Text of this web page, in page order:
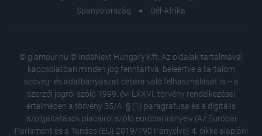
Spanyolország
Dél-Afrika
© glamour.hu © IndaNext Hungary Kft. Az oldalak tartalmával
kapcsolatban minden jog fenntartva, beleértve a tartalom
szöveg- és adatbányászat céljára való felhasználását is – a
szerzői jogról szóló 1999. évi LXXVI. törvény rendelkezései
értelmében a törvény 35/A. § (1) paragrafusa és a digitális
szolgáltatások piacairól szóló európai irányelv (Az Európai
Parlament és a Tanács (EU) 2019/790 Irányelve) 4. cikke alapján!